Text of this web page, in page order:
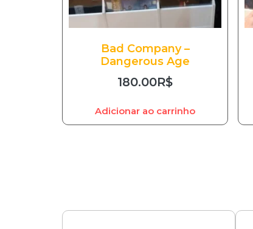
Bad Company –
Dangerous Age
180.00R$
Adicionar ao carrinho